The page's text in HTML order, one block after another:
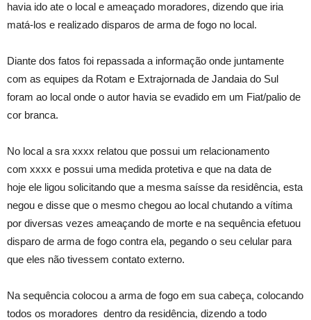
havia ido ate o local e ameaçado moradores, dizendo que iria
matá-los e realizado disparos de arma de fogo no local.
Diante dos fatos foi repassada a informação onde juntamente
com as equipes da Rotam e Extrajornada de Jandaia do Sul
foram ao local onde o autor havia se evadido em um Fiat/palio de
cor branca.
No local a sra xxxx relatou que possui um relacionamento
com xxxx e possui uma medida protetiva e que na data de
hoje ele ligou solicitando que a mesma saísse da residência, esta
negou e disse que o mesmo chegou ao local chutando a vítima
por diversas vezes ameaçando de morte e na sequência efetuou
disparo de arma de fogo contra ela, pegando o seu celular para
que eles não tivessem contato externo.
Na sequência colocou a arma de fogo em sua cabeça, colocando
todos os moradores dentro da residência, dizendo a todo